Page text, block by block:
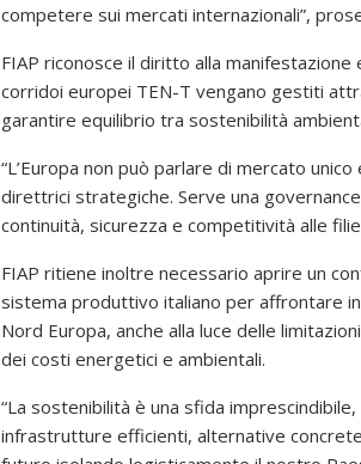
competere sui mercati internazionali”,
FIAP riconosce il diritto alla
corridoi europei TEN-T vengano gestiti
garantire equilibrio tra sostenibilità
“L’Europa non può parlare di mercato
direttrici strategiche. Serve una
continuità, sicurezza e competitività alle
FIAP ritiene inoltre necessario aprire un
sistema produttivo italiano per affrontare
Nord Europa, anche alla luce delle
dei costi energetici e ambientali.
“La sostenibilità è una sfida
infrastrutture efficienti, alternative